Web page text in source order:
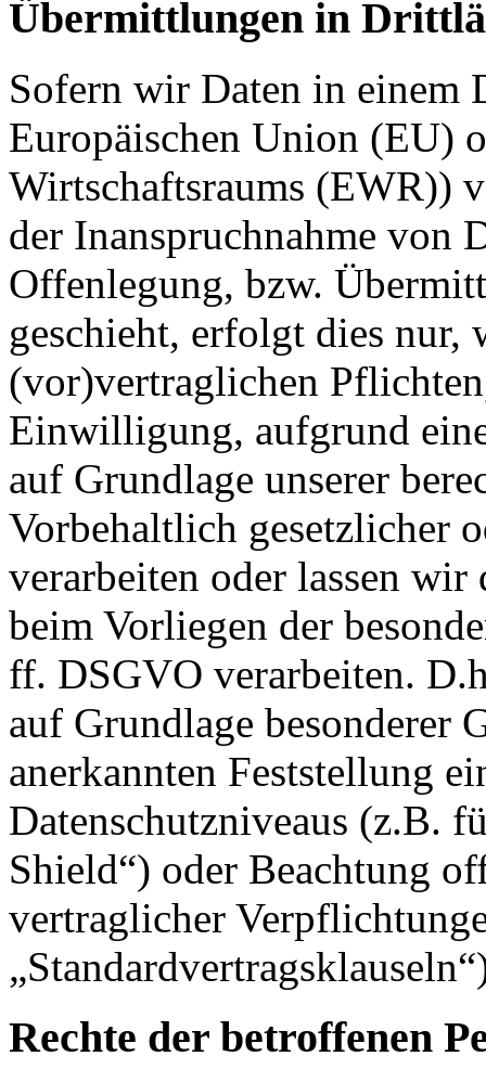
Übermittlungen in
Sofern wir Daten in einem
Europäischen Union (EU)
Wirtschaftsraums (EWR))
der Inanspruchnahme von
Offenlegung, bzw.
geschieht, erfolgt dies nur,
(vor)vertraglichen
Einwilligung, aufgrund
auf Grundlage unserer
Vorbehaltlich gesetzlicher
verarbeiten oder lassen
beim Vorliegen der
ff. DSGVO verarbeiten.
auf Grundlage besonderer
anerkannten Feststellung
Datenschutzniveaus (z.B.
Shield“) oder Beachtung
vertraglicher
Rechte der betroffenen